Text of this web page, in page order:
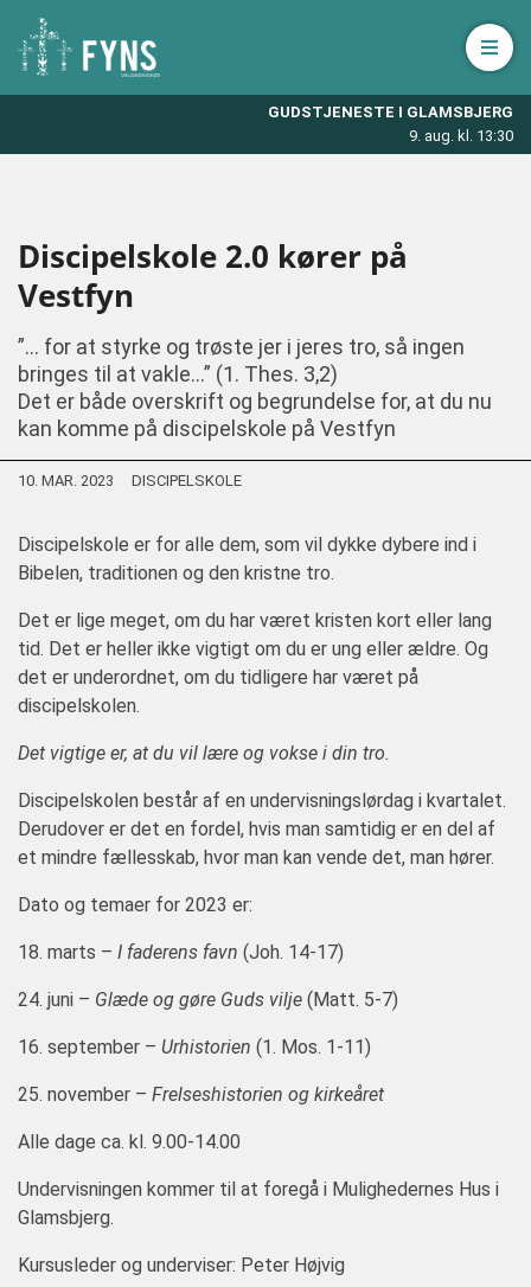
GUDSTJENESTE I GLAMSBJERG
9. aug. kl. 13:30
Åbn
Discipelskole 2.0 kører på
Vestfyn
”… for at styrke og trøste jer i jeres tro, så ingen
bringes til at vakle…” (1. Thes. 3,2)
Det er både overskrift og begrundelse for, at du nu
kan komme på discipelskole på Vestfyn
10. MAR. 2023 DISCIPELSKOLE
Discipelskole er for alle dem, som vil dykke dybere ind i
Bibelen, traditionen og den kristne tro.
Det er lige meget, om du har været kristen kort eller lang
tid. Det er heller ikke vigtigt om du er ung eller ældre. Og
det er underordnet, om du tidligere har været på
discipelskolen.
Det vigtige er, at du vil lære og vokse i din tro.
Discipelskolen består af en undervisningslørdag i kvartalet.
Derudover er det en fordel, hvis man samtidig er en del af
et mindre fællesskab, hvor man kan vende det, man hører.
Dato og temaer for 2023 er:
18. marts – I faderens favn (Joh. 14-17)
24. juni – Glæde og gøre Guds vilje (Matt. 5-7)
16. september – Urhistorien (1. Mos. 1-11)
25. november – Frelseshistorien og kirkeåret
Alle dage ca. kl. 9.00-14.00
Undervisningen kommer til at foregå i Mulighedernes Hus i
Glamsbjerg.
Kursusleder og underviser: Peter Højvig